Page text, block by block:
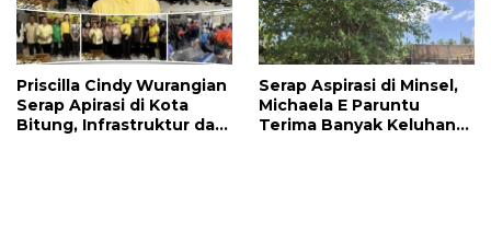
Priscilla Cindy Wurangian
Serap Apirasi di Kota
Bitung, Infrastruktur dan
Serap Aspirasi di Minsel,
Michaela E Paruntu
Terima Banyak Keluhan